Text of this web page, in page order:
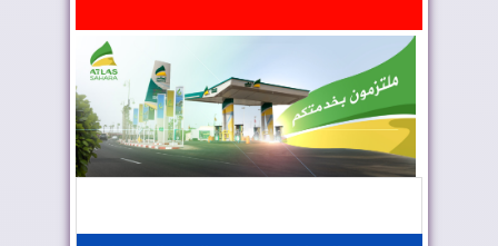
المغرب يعزز موقعه في صناعة الطيران